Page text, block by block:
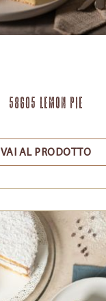
58605 Lemon Pie
VAI AL PRODOTTO